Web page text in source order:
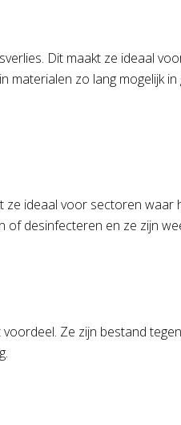
Dit maakt ze ideaal
zo lang mogelijk in
ideaal voor sectoren
desinfecteren en ze zijn
Ze zijn bestand